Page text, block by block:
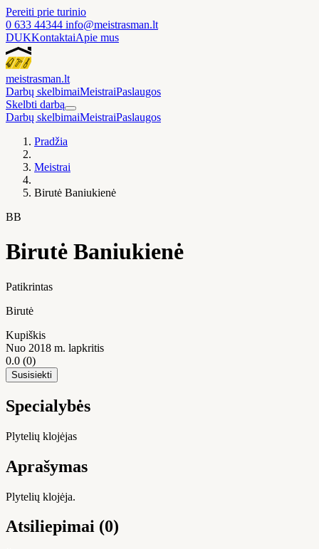
Pereiti prie turinio
0 633 44344 info@meistrasman.lt
DUKKontaktaiApie mus
meistrasman.lt
Darbų skelbimaiMeistraiPaslaugos
Skelbti darbą
Darbų skelbimaiMeistraiPaslaugos
Pradžia
Meistrai
Birutė Baniukienė
BB
Birutė Baniukienė
Patikrintas
Birutė
Kupiškis
Nuo 2018 m. lapkritis
0.0 (0)
Susisiekti
Specialybės
Plytelių klojėjas
Aprašymas
Plytelių klojėja.
Atsiliepimai (0)